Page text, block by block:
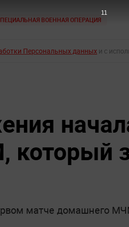
ВОЕННАЯ ОПЕРАЦИЯ
Персональных данных и с
матче домашнего
10